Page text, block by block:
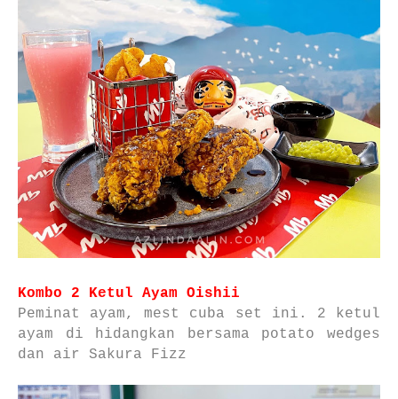
Kombo 2 Ketul Ayam Oishii
Peminat ayam, mest cuba set ini. 2 ketul
ayam di hidangkan bersama potato wedges
dan air Sakura Fizz